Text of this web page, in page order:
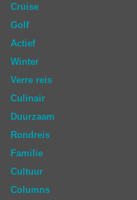
Cruise
Golf
Actief
Winter
Verre reis
Culinair
Duurzaam
Rondreis
Familie
Cultuur
Columns